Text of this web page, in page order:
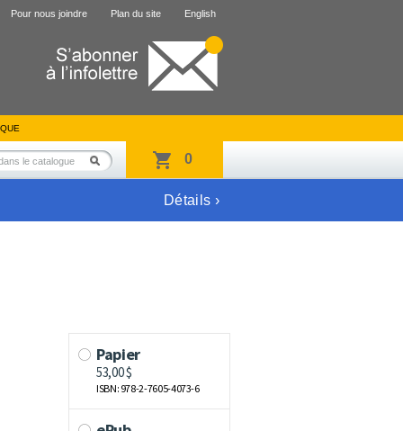
Pour nous joindre Plan du site English
0
Détails ›